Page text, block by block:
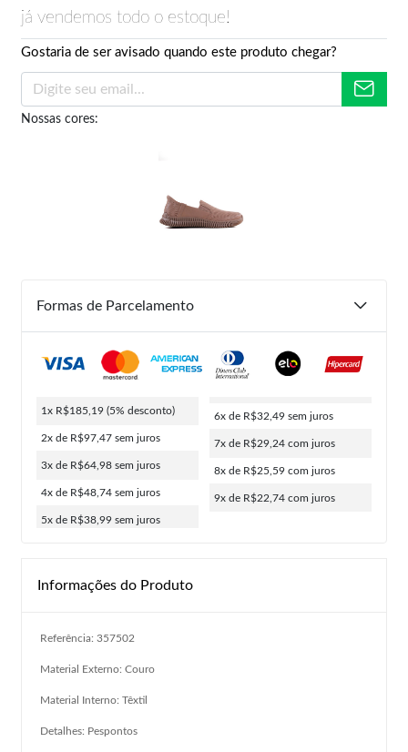
já vendemos todo o estoque!
Gostaria de ser avisado quando este produto chegar?
Nossas cores:
Formas de Parcelamento
1x R$185,19 (5% desconto)
2x de R$97,47 sem juros
3x de R$64,98 sem juros
4x de R$48,74 sem juros
5x de R$38,99 sem juros
6x de R$32,49 sem juros
7x de R$29,24 com juros
8x de R$25,59 com juros
9x de R$22,74 com juros
Informações do Produto
Referência: 357502
Material Externo: Couro
Material Interno: Têxtil
Detalhes: Pespontos